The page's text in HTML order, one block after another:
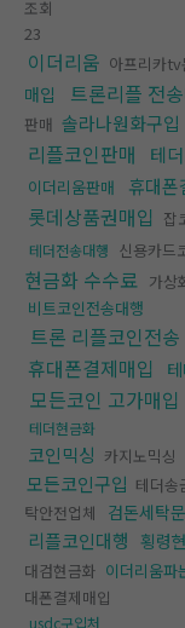
조회
23
이더리움 아프리카
매입
트론리플 전
판매 솔라나원화구입
리플코인판매 테
이더리움판매
휴대폰
롯데상품권매입 잡
테더전송대행 신용카드
현금화 수수료 가상
비트코인전송대행
트론 리플코인전송
휴대폰결제매입
모든코인 고가매입
테더현금화
코인믹싱 카지노믹싱
모든코인구입 테더송
탁안전업체
검돈세탁
리플코인대행 횡령
대검현금화 이더리움파
대폰결제매입
usdc구입처